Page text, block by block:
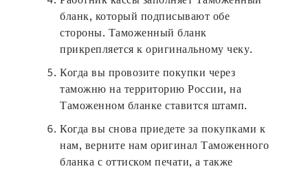
бланк, который подписывают обе
стороны. Таможенный бланк
прикрепляется к оригинальному чеку.
Когда вы провозите покупки через
таможню на территорию России, на
Таможенном бланке ставится штамп.
Когда вы снова приедете за покупками к
нам, верните нам оригинал Таможенного
бланка с оттиском печати, а также